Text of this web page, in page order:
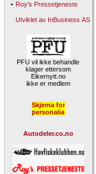
• Roy's Pressetjeneste
Utviklet av InBusiness AS
PFU vil ikke behandle
klager ettersom
Eikernytt.no
ikke er medlem
Skjema for
personalia
Autodeler.co.no